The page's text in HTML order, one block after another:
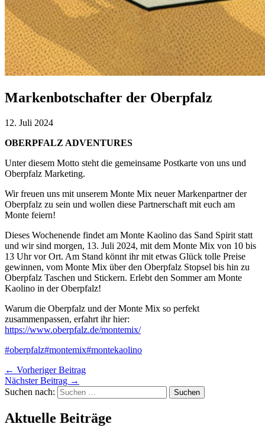
Markenbotschafter der Oberpfalz
12. Juli 2024
OBERPFALZ ADVENTURES
Unter diesem Motto steht die gemeinsame Postkarte von uns und
Oberpfalz Marketing.
Wir freuen uns mit unserem Monte Mix neuer Markenpartner der
Oberpfalz zu sein und wollen diese Partnerschaft mit euch am
Monte feiern!
Dieses Wochenende findet am Monte Kaolino das Sand Spirit statt
und wir sind morgen, 13. Juli 2024, mit dem Monte Mix von 10 bis
13 Uhr vor Ort. Am Stand könnt ihr mit etwas Glück tolle Preise
gewinnen, vom Monte Mix über den Oberpfalz Stopsel bis hin zu
Oberpfalz Taschen und Stickern. Erlebt den Sommer am Monte
Kaolino in der Oberpfalz!
Warum die Oberpfalz und der Monte Mix so perfekt
zusammenpassen, erfahrt ihr hier:
https://www.oberpfalz.de/montemix/
#oberpfalz#montemix#montekaolino
← Vorheriger Beitrag
Nächster Beitrag →
Suchen nach:
Aktuelle Beiträge